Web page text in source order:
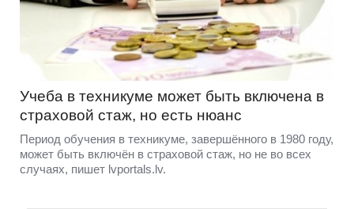
Учеба в техникуме может быть включена в
страховой стаж, но есть нюанс
Период обучения в техникуме, завершённого в 1980 году,
может быть включён в страховой стаж, но не во всех
случаях, пишет lvportals.lv.